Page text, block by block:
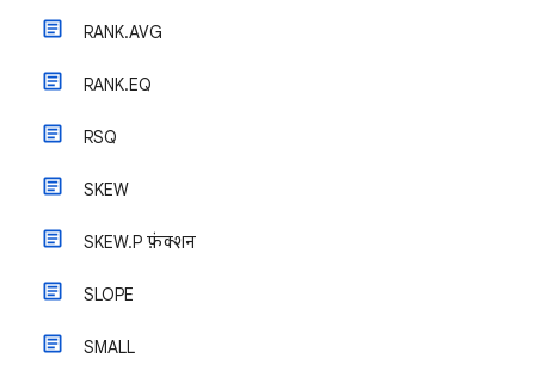
RANK.AVG
RANK.EQ
RSQ
SKEW
SKEW.P फ़ंक्शन
SLOPE
SMALL